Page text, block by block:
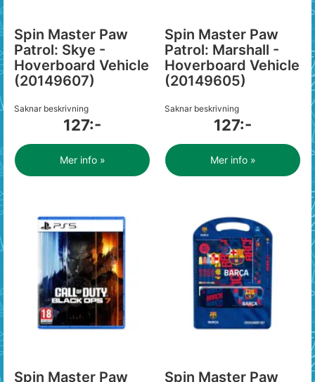
Spin Master Paw
Patrol: Skye -
Hoverboard Vehicle
(20149607)
Saknar beskrivning
127:-
Mer info »
Spin Master Paw
Patrol: Marshall -
Hoverboard Vehicle
(20149605)
Saknar beskrivning
127:-
Mer info »
Spin Master Paw Spin Master Paw